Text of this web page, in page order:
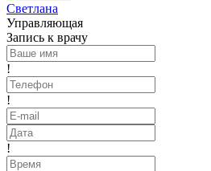
Светлана
Управляющая
Запись к врачу
!
!
!